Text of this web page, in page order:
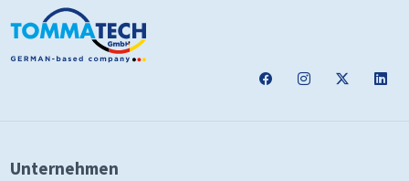
Unternehmen